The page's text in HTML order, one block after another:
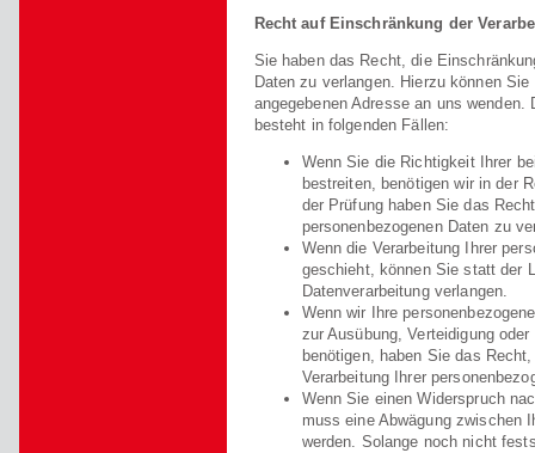
Recht auf Einschränkung der
Sie haben das Recht, die
Daten zu verlangen. Hierzu können
angegebenen Adresse an uns
besteht in folgenden Fällen:
Wenn Sie die Richtigkeit Ihrer
bestreiten, benötigen wir in der
der Prüfung haben Sie das
personenbezogenen Daten zu
Wenn die Verarbeitung Ihrer
geschieht, können Sie statt der
Datenverarbeitung verlangen.
Wenn wir Ihre
zur Ausübung, Verteidigung
benötigen, haben Sie das
Verarbeitung Ihrer
Wenn Sie einen Widerspruch
muss eine Abwägung zwischen
werden. Solange noch nicht